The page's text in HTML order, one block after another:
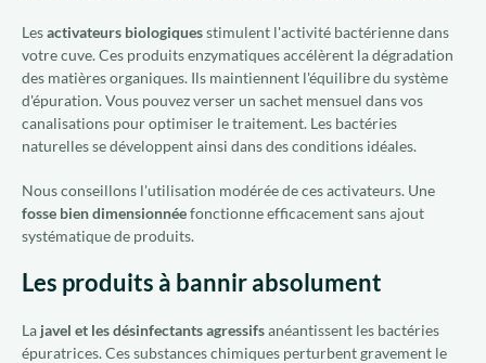
Lesactivateurs biologiquesstimulent l'activité bactérienne dans
votre cuve. Ces produits enzymatiques accélèrent la dégradation
des matières organiques. Ils maintiennent l'équilibre du système
d'épuration. Vous pouvez verser un sachet mensuel dans vos
canalisations pour optimiser le traitement. Les bactéries
naturelles se développent ainsi dans des conditions idéales.
Nous conseillons l'utilisation modérée de ces activateurs. Une
fosse bien dimensionnéefonctionne efficacement sans ajout
systématique de produits.
Les produits à bannir absolument
La javel et les désinfectants agressifsanéantissent les bactéries
épuratrices. Ces substances chimiques perturbent gravement le